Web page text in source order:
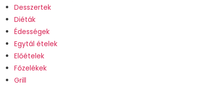
Desszertek
Diéták
Édességek
Egytál ételek
Előételek
Főzelékek
Grill